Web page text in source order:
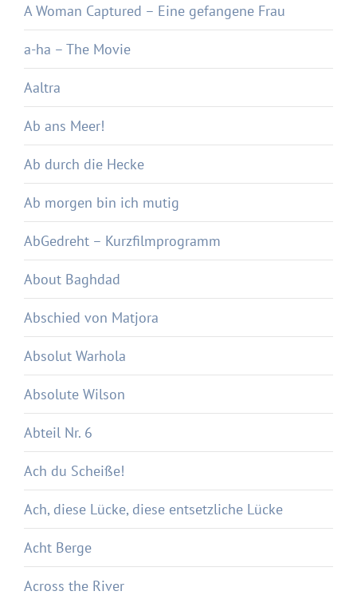
A Woman Captured – Eine gefangene Frau
a-ha – The Movie
Aaltra
Ab ans Meer!
Ab durch die Hecke
Ab morgen bin ich mutig
AbGedreht – Kurzfilmprogramm
About Baghdad
Abschied von Matjora
Absolut Warhola
Absolute Wilson
Abteil Nr. 6
Ach du Scheiße!
Ach, diese Lücke, diese entsetzliche Lücke
Acht Berge
Across the River